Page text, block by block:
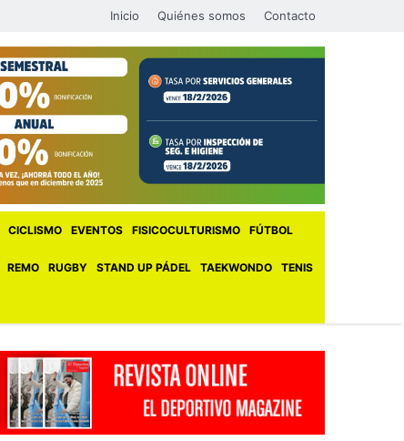
Inicio Quiénes somos Contacto
CICLISMO EVENTOS FISICOCULTURISMO FÚTBOL
REMO RUGBY STAND UP PÁDEL TAEKWONDO TENIS